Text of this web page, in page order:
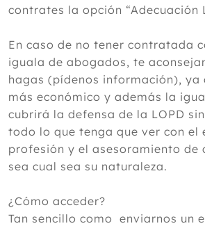
contrates la opción “Adecuación
En caso de no tener contratada
iguala de abogados, te
hagas (pídenos información), ya
más económico y además la
cubrirá la defensa de la LOPD
todo lo que tenga que ver con el
profesión y el asesoramiento de
sea cual sea su naturaleza.
¿Cómo acceder?
Tan sencillo como enviarnos un